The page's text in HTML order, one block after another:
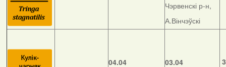
Чэрвенскі р-н,
А.Вінчэўскі
04.04
03.04